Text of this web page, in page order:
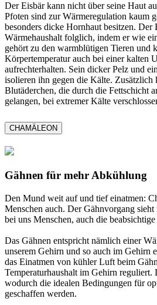
Der Eisbär kann nicht über seine Haut
Pfoten sind zur Wärmeregulation kaum
besonders dicke Hornhaut besitzen. Der
Wärmehaushalt folglich, indem er wie
gehört zu den warmblütigen Tieren und
Körpertemperatur auch bei einer kalten
aufrechterhalten. Sein dicker Pelz und
isolieren ihn gegen die Kälte. Zusätzlich
Blutäderchen, die durch die Fettschicht
gelangen, bei extremer Kälte
CHAMÄLEON
Gähnen für mehr Abkühlung
Den Mund weit auf und tief einatmen:
Menschen auch. Der Gähnvorgang
bei uns Menschen, auch die
Das Gähnen entspricht nämlich einer
unserem Gehirn und so auch im Gehirn
das Einatmen von kühler Luft beim
Temperaturhaushalt im Gehirn
wodurch die idealen Bedingungen für
geschaffen werden.